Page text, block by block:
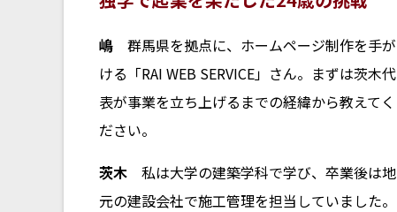
嶋 群馬県を拠点に、ホームページ制作を手が
ける「RAI WEB SERVICE」さん。まずは茨木代
表が事業を立ち上げるまでの経緯から教えてく
ださい。
茨木 私は大学の建築学科で学び、卒業後は地
元の建設会社で施工管理を担当していました。